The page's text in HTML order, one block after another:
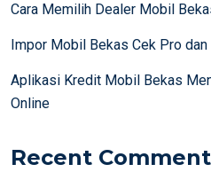
Cara Memilih Dealer Mobil
Impor Mobil Bekas Cek Pro dan
Aplikasi Kredit Mobil Bekas
Online
Recent